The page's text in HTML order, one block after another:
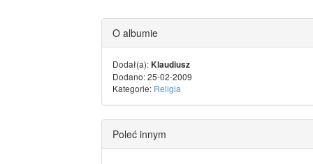
O albumie
Dodał(a):Klaudiusz
Dodano: 25-02-2009
Kategorie: Religia
Poleć innym